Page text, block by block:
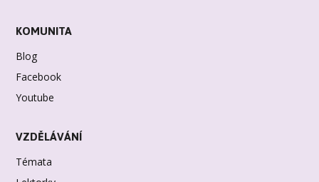
KOMUNITA
Blog
Facebook
Youtube
VZDĚLÁVÁNÍ
Témata